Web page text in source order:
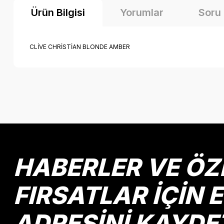
Ürün Bilgisi Yorumlar Soru
CLİVE CHRİSTİAN BLONDE AMBER
Ürün resmi kalitesiz, bozuk veya görüntülenemiyor.
Ürün fiyatı diğer sitelerden daha pahalı.
HABERLER VE
FIRSATLAR İÇİN